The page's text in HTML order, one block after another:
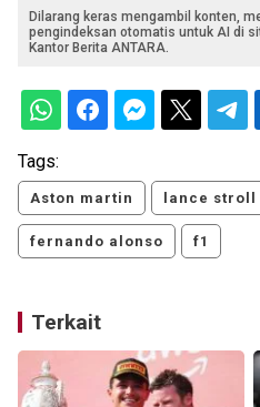
Dilarang keras mengambil konten,
pengindeksan otomatis untuk AI di
Kantor Berita ANTARA.
Tags:
Aston martin lance stroll
fernando alonso f1
Terkait